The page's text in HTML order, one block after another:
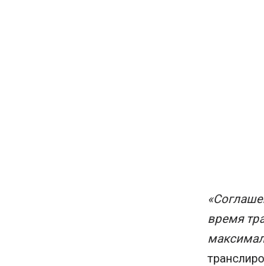
время